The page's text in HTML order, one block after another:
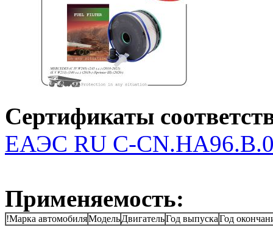
Сертификаты
ЕАЭС RU С-
Применяемость:
!Марка автомобиляМодельДвигательГод выпускаГод